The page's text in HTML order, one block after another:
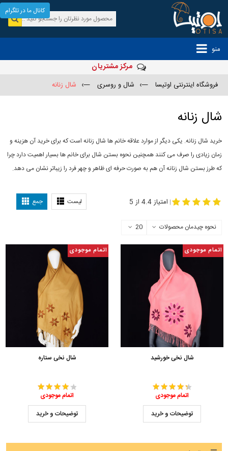
منو
مرکز مشتریان
فروشگاه اینترنتی اوتیسا —› شال و روسری —› شال زنانه
شال زنانه
خرید شال زنانه. یکی دیگر از موارد علاقه خانم ها شال زنانه است که برای خرید آن هزینه و
زمان زیادی را صرف می کنند همچنین نحوه بستن شال برای خانم ها بسیار اهمیت دارد چرا
که طرز بستن شال زنانه آن هم به صورت حرفه ای ظاهر و چهر فرد را زیباتر نشان می دهد.
لیست جمع | امتیاز 4.4 از 5
نحوه چیدمان محصولات 20
اتمام موجودی
شال نخی خورشید
اتمام موجودی
توضیحات و خرید
اتمام موجودی
شال نخی ستاره
اتمام موجودی
توضیحات و خرید
کانال ما در تلگرام